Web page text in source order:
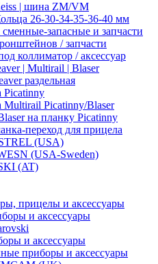
| шина ZM/VM
26-30-34-35-36-40 мм
запасные и запчасти
/ запчасти
коллиматор / аксессуар
| Multirail | Blaser
раздельная
Picatinny
Multirail Picatinny/Blaser
на планку Picatinny
переход для прицела
(USA)
(USA-Sweden)
(AT)
прицелы и аксессуары
и аксессуары
и аксессуары
приборы и аксессуары